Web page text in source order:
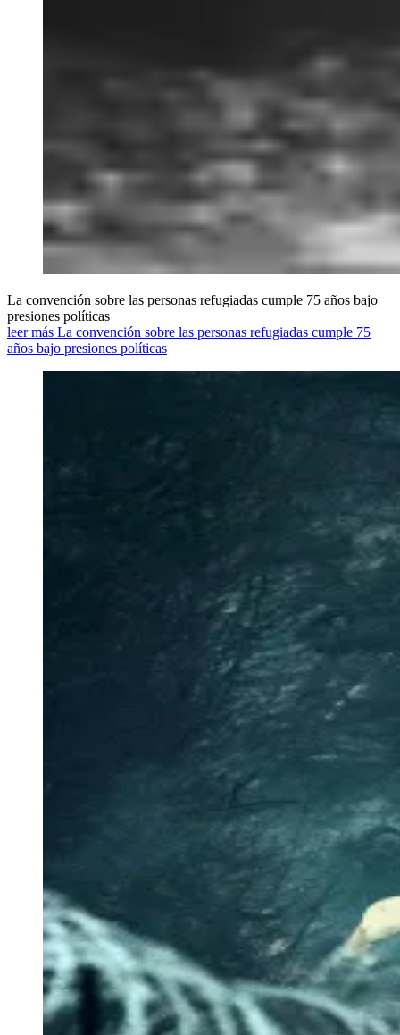
La convención sobre las personas refugiadas cumple 75 años bajo
presiones políticas
leer más La convención sobre las personas refugiadas cumple 75
años bajo presiones políticas